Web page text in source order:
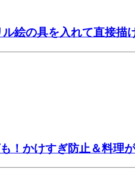
絵の具を入れて直接描
！かけすぎ防止＆料理